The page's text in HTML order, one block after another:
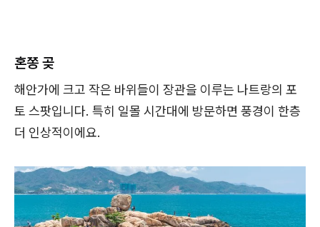
혼쫑 곶
해안가에 크고 작은 바위들이 장관을 이루는 나트랑의 포
토 스팟입니다. 특히 일몰 시간대에 방문하면 풍경이 한층
더 인상적이에요.